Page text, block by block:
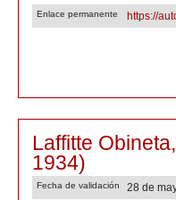
Enlace permanente https://
Laffitte
1934)
Fecha de validación 28 de